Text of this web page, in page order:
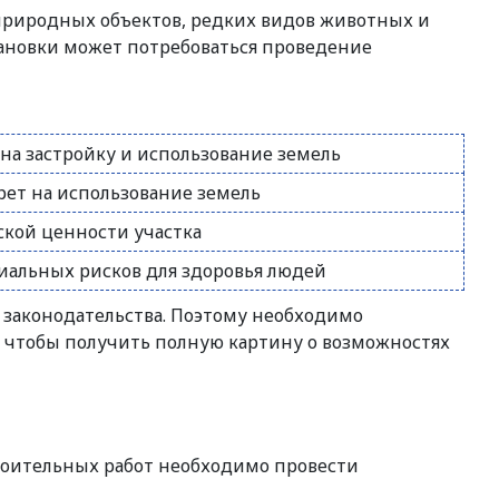
объектов, редких видов животных и
может потребоваться проведение
застройку и использование земель
на использование земель
ценности участка
рисков для здоровья людей
Поэтому необходимо
получить полную картину о возможностях
работ необходимо провести